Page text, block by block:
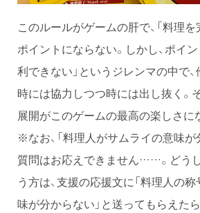
このルールがゲームの肝で、「料理
ポイントにならない。しかし、ポイ
利できない」というジレンマの中で
時には協力しつつ時には出し抜く。
展開がこのゲームの最高の楽しさに
※なお、「料理人がサムライの意味が
質問はお応えできません……。どう
う方は、支援の応援文に「料理人の
味が分からない」と送ってもらえた